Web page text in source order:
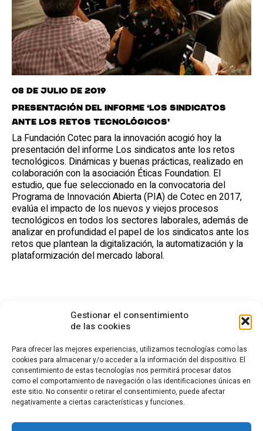
Gestionar el consentimiento
de las cookies
Para ofrecer las mejores experiencias, utilizamos tecnologías como las
cookies para almacenar y/o acceder a la información del dispositivo. El
consentimiento de estas tecnologías nos permitirá procesar datos
como el comportamiento de navegación o las identificaciones únicas en
este sitio. No consentir o retirar el consentimiento, puede afectar
negativamente a ciertas características y funciones.
08 de julio de 2019
Presentación del informe ‘Los sindicatos
ante los retos tecnológicos’
La Fundación Cotec para la innovación acogió hoy la
presentación del informe Los sindicatos ante los retos
tecnológicos. Dinámicas y buenas prácticas, realizado en
colaboración con la asociación Éticas Foundation. El
estudio, que fue seleccionado en la convocatoria del
Programa de Innovación Abierta (PIA) de Cotec en 2017,
evalúa el impacto de los nuevos y viejos procesos
tecnológicos en todos los sectores laborales, además de
analizar en profundidad el papel de los sindicatos ante los
retos que plantean la digitalización, la automatización y la
plataformización del mercado laboral.
CONTACTO
Calle Cea Bermúdez, 3
28003 - Madrid. España
fundacion.cotec@cotec.es